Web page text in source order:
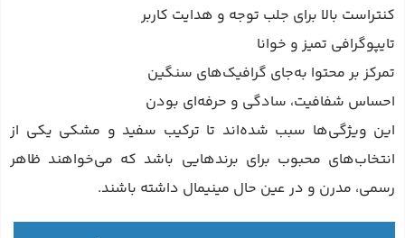
کنتراست بالا برای جلب توجه و هدایت کاربر
تایپوگرافی تمیز و خوانا
تمرکز بر محتوا به‌جای گرافیک‌های سنگین
احساس شفافیت، سادگی و حرفه‌ای بودن
این ویژگی‌ها سبب شده‌اند تا ترکیب سفید و مشکی یکی از
انتخاب‌های محبوب برای برندهایی باشد که می‌خواهند ظاهر
رسمی، مدرن و در عین حال مینیمال داشته باشند.